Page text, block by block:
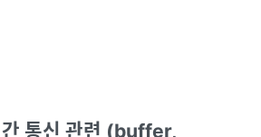
, 코드량이 현저히 감소하며, 빠르게
통신 관련 (buffer,